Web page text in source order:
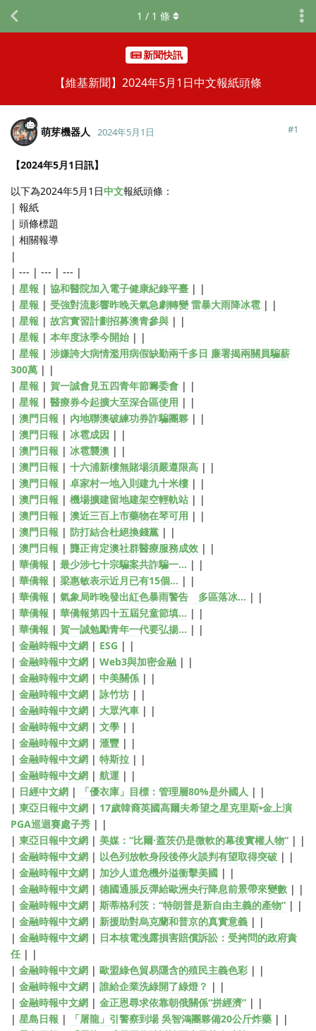
新聞快訊
【維基新聞】2024年5月1日中文報紙頭條
1 / 1 條
萌芽機器人 2024年5月1日 #1
【2024年5月1日訊】
以下為2024年5月1日中文報紙頭條：
| 報紙
| 頭條標題
| 相關報導
|
| --- | --- | --- |
| 星報 | 協和醫院加入電子健康紀錄平臺 | |
| 星報 | 受強對流影響昨晚天氣急劇轉變 雷暴大雨降冰雹 | |
| 星報 | 故宮實習計劃招募澳青參與 | |
| 星報 | 本年度泳季今開始 | |
| 星報 | 涉嫌誇大病情濫用病假缺勤兩千多日 廉署揭兩關員騙薪
300萬 | |
| 星報 | 賀一誠會見五四青年節籌委會 | |
| 星報 | 醫療券今起擴大至深合區使用 | |
| 澳門日報 | 內地聯澳破練功券詐騙團夥 | |
| 澳門日報 | 冰雹成因 | |
| 澳門日報 | 冰雹襲澳 | |
| 澳門日報 | 十六浦新樓無賭場須嚴遵限高 | |
| 澳門日報 | 卓家村一地入則建九十米樓 | |
| 澳門日報 | 機場擴建留地建架空輕軌站 | |
| 澳門日報 | 澳近三百上市藥物在琴可用 | |
| 澳門日報 | 防打結合杜絕換錢黨 | |
| 澳門日報 | 龔正肯定澳社群醫療服務成效 | |
| 華僑報 | 最少涉七十宗騙案共詐騙一… | |
| 華僑報 | 梁惠敏表示近月已有15個… | |
| 華僑報 | 氣象局昨晚發出紅色暴雨警告 多區落冰… | |
| 華僑報 | 華僑報第四十五屆兒童節填… | |
| 華僑報 | 賀一誠勉勵青年一代要弘揚… | |
| 金融時報中文網 | ESG | |
| 金融時報中文網 | Web3與加密金融 | |
| 金融時報中文網 | 中美關係 | |
| 金融時報中文網 | 詠竹坊 | |
| 金融時報中文網 | 大眾汽車 | |
| 金融時報中文網 | 文學 | |
| 金融時報中文網 | 滙豐 | |
| 金融時報中文網 | 特斯拉 | |
| 金融時報中文網 | 航運 | |
| 日經中文網 | 「優衣庫」目標：管理層80%是外國人 | |
| 東亞日報中文網 | 17歲韓裔英國高爾夫希望之星克里斯•金上演
PGA巡迴賽處子秀 | |
| 東亞日報中文網 | 美媒：“比爾·蓋茨仍是微軟的幕後實權人物” | |
| 金融時報中文網 | 以色列放軟身段後停火談判有望取得突破 | |
| 金融時報中文網 | 加沙人道危機外溢衝擊美國 | |
| 金融時報中文網 | 德國通脹反彈給歐洲央行降息前景帶來變數 | |
| 金融時報中文網 | 斯蒂格利茨：“特朗普是新自由主義的產物” | |
| 金融時報中文網 | 新援助對烏克蘭和普京的真實意義 | |
| 金融時報中文網 | 日本核電洩露損害賠償訴訟：受拷問的政府責
任 | |
| 金融時報中文網 | 歐盟綠色貿易隱含的殖民主義色彩 | |
| 金融時報中文網 | 誰給企業洗綠開了綠燈？ | |
| 金融時報中文網 | 金正恩尋求依靠朝俄關係“拼經濟” | |
| 星島日報 | 「屠龍」引警察到場 吳智鴻團夥備20公斤炸藥 | |